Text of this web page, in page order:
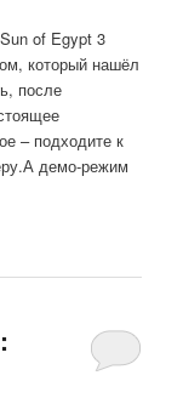
of Egypt 3
который нашёл
после
– подходите к
демо-режим